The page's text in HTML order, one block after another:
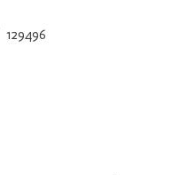
129496